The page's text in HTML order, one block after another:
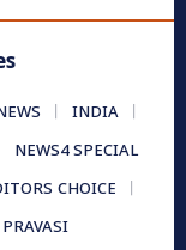
INDIA
NEWS4 SPECIAL
CHOICE
PRAVASI